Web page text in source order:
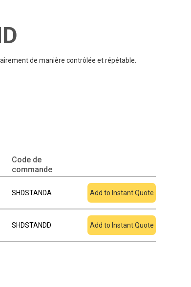
de manière contrôlée et répétable.
Code de
commande
SHDSTANDA Add to Instant Quote
SHDSTANDD Add to Instant Quote